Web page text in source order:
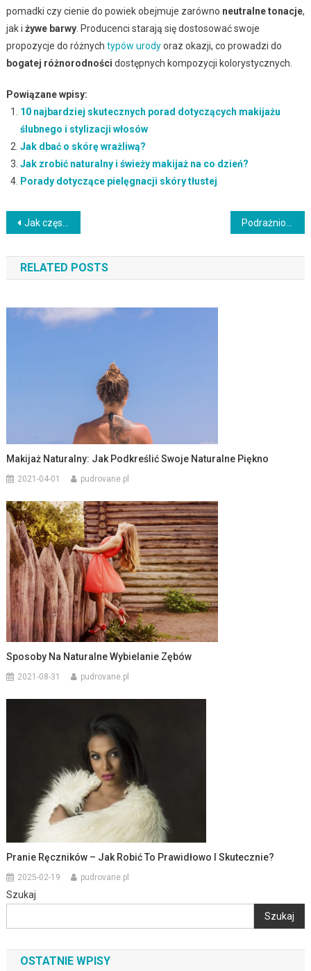
pomadki czy cienie do powiek obejmuje zarówno neutralne tonacje,
jak i żywe barwy. Producenci starają się dostosować swoje
propozycje do różnych typów urodyoraz okazji, co prowadzi do
bogatej różnorodności dostępnych kompozycji kolorystycznych.
Powiązane wpisy:
10 najbardziej skutecznych porad dotyczących makijażu
ślubnego i stylizacji włosów
Jak dbać o skórę wrażliwą?
Jak zrobić naturalny i świeży makijaż na co dzień?
Porady dotyczące pielęgnacji skóry tłustej
Nawigacja
wpisu
Jak często myć włosy? Klucz do zdrowej pielęgnacji włosów
RELATED POSTS
Makijaż Naturalny: Jak Podkreślić Swoje Naturalne Piękno
2021-04-01 pudrovane.pl
Sposoby Na Naturalne Wybielanie Zębów
2021-08-31 pudrovane.pl
Pranie Ręczników – Jak Robić To Prawidłowo I Skutecznie?
2025-02-19 pudrovane.pl
Szukaj
Szukaj
OSTATNIE WPISY